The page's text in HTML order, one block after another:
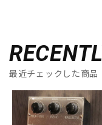
最近チェックした商品